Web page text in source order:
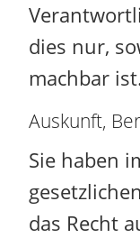
dies nur,
machbar
Auskunft,
Sie haben
das Recht